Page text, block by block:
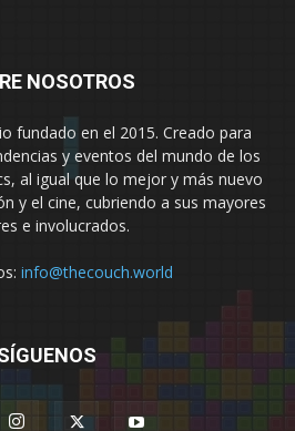
NOSOTROS
fundado en el 2015. Creado para
y eventos del mundo de los
al igual que lo mejor y más nuevo
y el cine, cubriendo a sus mayores
e involucrados.
info@thecouch.world